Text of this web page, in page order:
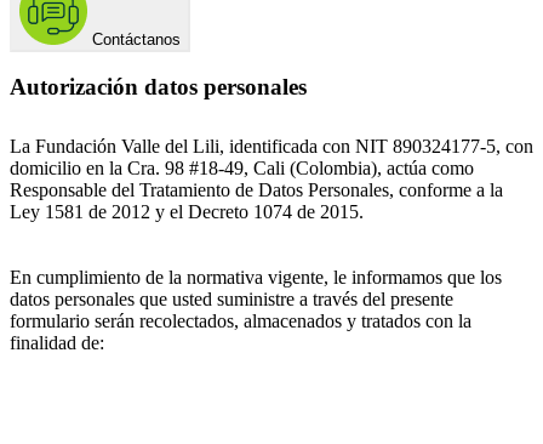
Contáctanos
Autorización datos personales
La Fundación Valle del Lili, identificada con NIT 890324177-5, con
domicilio en la Cra. 98 #18-49, Cali (Colombia), actúa como
Responsable del Tratamiento de Datos Personales, conforme a la
Ley 1581 de 2012 y el Decreto 1074 de 2015.
En cumplimiento de la normativa vigente, le informamos que los
datos personales que usted suministre a través del presente
formulario serán recolectados, almacenados y tratados con la
finalidad de: